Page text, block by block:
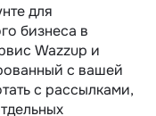
для
бизнеса в
Wazzup и
с вашей
с рассылками,